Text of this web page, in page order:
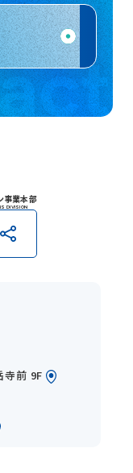
事業本部
DIVISION
寺前 9F